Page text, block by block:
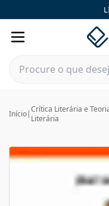
Início|Crítica Literária e
Literária